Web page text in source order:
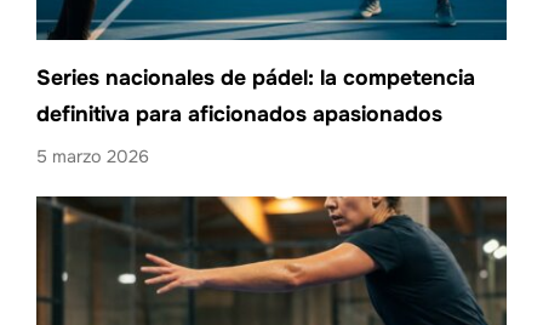
Series nacionales de pádel: la competencia
definitiva para aficionados apasionados
5 marzo 2026